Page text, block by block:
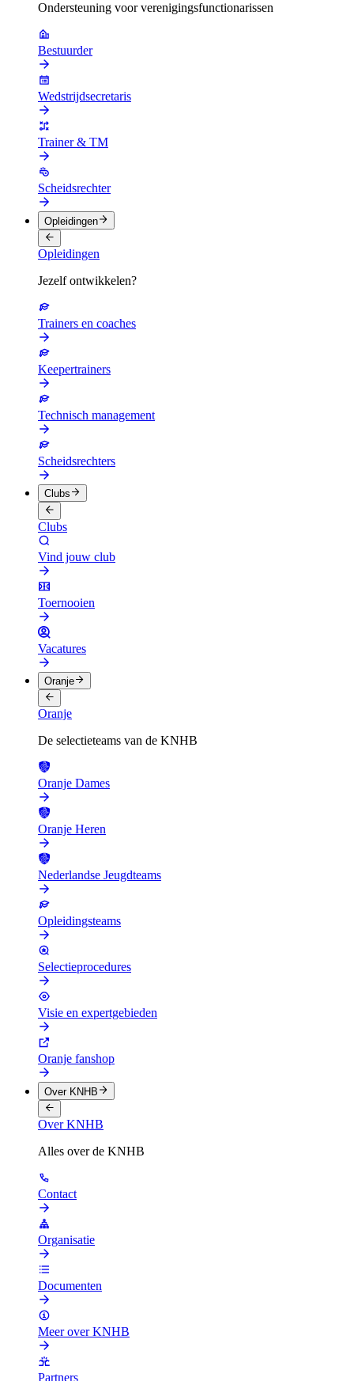
Ondersteuning voor verenigingsfunctionarissen
Bestuurder
Wedstrijdsecretaris
Trainer & TM
Scheidsrechter
Opleidingen
Opleidingen
Jezelf ontwikkelen?
Trainers en coaches
Keepertrainers
Technisch management
Scheidsrechters
Clubs
Clubs
Vind jouw club
Toernooien
Vacatures
Oranje
Oranje
De selectieteams van de KNHB
Oranje Dames
Oranje Heren
Nederlandse Jeugdteams
Opleidingsteams
Selectieprocedures
Visie en expertgebieden
Oranje fanshop
Over KNHB
Over KNHB
Alles over de KNHB
Contact
Organisatie
Documenten
Meer over KNHB
Partners